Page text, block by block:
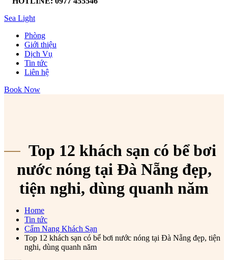
Sea Light
Phòng
Giới thiệu
Dịch Vụ
Tin tức
Liên hệ
Book Now
Top 12 khách sạn có bể bơi
nước nóng tại Đà Nẵng đẹp,
tiện nghi, dùng quanh năm
Home
Tin tức
Cẩm Nang Khách Sạn
Top 12 khách sạn có bể bơi nước nóng tại Đà Nẵng đẹp, tiện
nghi, dùng quanh năm